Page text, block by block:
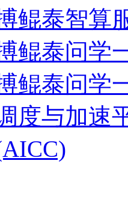
鲲泰智算
鲲泰问学
鲲泰问学
度与加速